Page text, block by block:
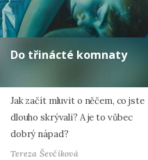
Do třinácté komnaty
Jak začít mluvit o něčem, co jste
dlouho skrývali? A je to vůbec
dobrý nápad?
Tereza Ševčíková